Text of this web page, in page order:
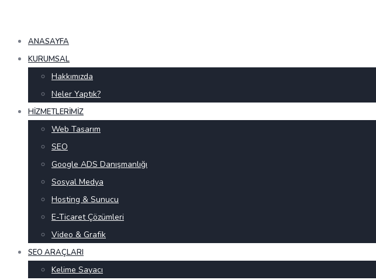
ANASAYFA
KURUMSAL
Hakkımızda
Neler Yaptık?
HIZMETLERIMIZ
Web Tasarım
SEO
Google ADS Danışmanlığı
Sosyal Medya
Hosting & Sunucu
E-Ticaret Çözümleri
Video & Grafik
SEO ARAÇLARI
Kelime Sayacı